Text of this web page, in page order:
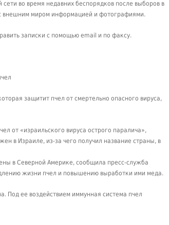
во время недавних беспорядков после выборов в
внешним миром информацией и фотографиями.
записки с помощью email и по факсу.
защитит пчел от смертельно опасного вируса,
от «израильского вируса острого паралича»,
в Израиле, из-за чего получил название страны, в
в Северной Америке, сообщила пресс-служба
жизни пчел и повышению выработки ими меда.
Под ее воздействием иммунная система пчел